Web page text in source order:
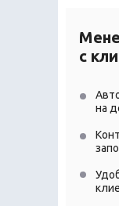
с
на